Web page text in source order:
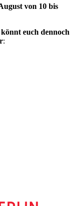
von 10 bis
euch dennoch
: